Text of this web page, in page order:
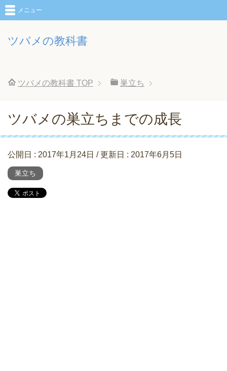
ツバメの教科書
メニュー
ツバメの教科書 TOP 巣立ち
ツバメの巣立ちまでの成長
公開日 : 2017年1月24日 / 更新日 : 2017年6月5日
巣立ち